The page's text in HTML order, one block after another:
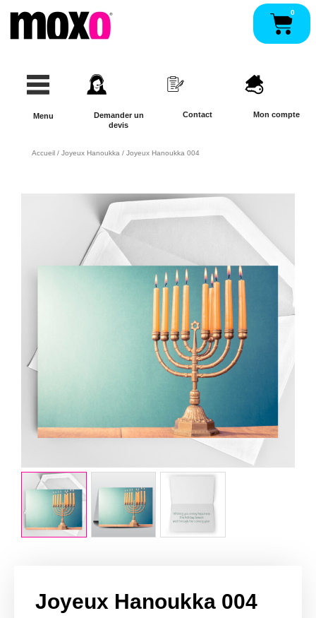
contenu
0
Menu
Demander un
devis
Contact Mon compte
Accueil / Joyeux Hanoukka / Joyeux Hanoukka 004
Joyeux Hanoukka 004